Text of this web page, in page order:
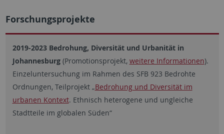
Forschungsprojekte
2019-2023 Bedrohung, Diversität und Urbanität in
Johannesburg (Promotionsprojekt, weitere Informationen).
Einzeluntersuchung im Rahmen des SFB 923 Bedrohte
Ordnungen, Teilprojekt „Bedrohung und Diversität im
urbanen Kontext. Ethnisch heterogene und ungleiche
Stadtteile im globalen Süden“